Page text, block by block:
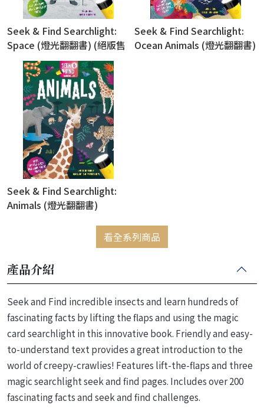
Seek & Find Searchlight:
Space (燈光翻翻書) (絕版售
完為止)
Seek & Find Searchlight:
Ocean Animals (燈光翻翻書)
Seek & Find Searchlight:
Animals (燈光翻翻書)
看全系列商品
產品介紹
Seek and Find incredible insects and learn hundreds of
fascinating facts by lifting the flaps and using the magic
card searchlight in this innovative book. Friendly and easy-
to-understand text provides a great introduction to the
world of creepy-crawlies! Features lift-the-flaps and three
magic searchlight seek and find pages. Includes over 200
fascinating facts and seek and find challenges.